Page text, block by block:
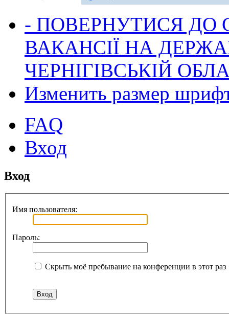
- ПОВЕРНУТИСЯ ДО
ВАКАНСІЇ НА
ЧЕРНІГІВСЬКІЙ
Изменить размер
FAQ
Вход
Вход
Имя пользователя:
Пароль:
Скрыть моё пребывание на конференции в этот раз